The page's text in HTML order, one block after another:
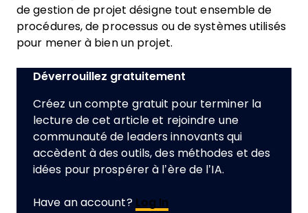
de gestion de projet désigne tout ensemble de
procédures, de processus ou de systèmes utilisés
pour mener à bien un projet.
Déverrouillez gratuitement
Créez un compte gratuit pour terminer la
lecture de cet article et rejoindre une
communauté de leaders innovants qui
accèdent à des outils, des méthodes et des
idées pour prospérer à l’ère de l’IA.
Have an account? Log In